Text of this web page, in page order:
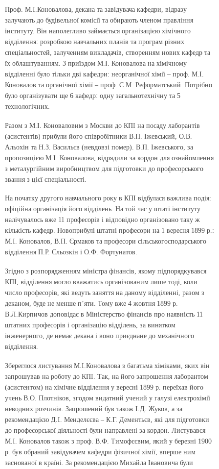
Проф. М.І.Коновалова, декана та завідувача кафедри, відразу
залучають до будівельної комісії та обирають членом правління
інституту. Він наполегливо займається організацією хімічного
відділення: розробкою навчальних планів та програм різних
спеціальностей, залученням викладачів, створенням нових кафедр та
їх облаштуванням. З приїздом М.І. Коновалова на хімічному
відділенні було тільки дві кафедри: неорганічної хімії – проф. М.І.
Коновалов та органічної хімії – проф. С.М. Реформатський. Потрібно
було організувати ще 6 кафедр: одну загальнотехнічну та 5
технологічних.
Разом з М.І. Коноваловим з Москви до КПІ на посаду лаборантів
(асистентів) прибули його співробітники В.П. Іжевський, О.В.
Альохін та Н.З. Васильєв (невдовзі помер). В.П. Іжевського, за
пропозицією М.І. Коновалова, відрядили за кордон для ознайомлення
з металургійним виробництвом для підготовки до професорського
звання з цієї спеціальності.
На початку другого навчального року в КПІ відбулася важлива подія:
офіційна організація його відділень. На той час у штаті інституту
налічувалось вже 11 професорів і відповідно організовано таку ж
кількість кафедр. Новоприбулі штатні професори на 1 вересня 1899 р.:
М.І. Коновалов, В.П. Єрмаков та професори сільськогосподарського
відділення П.Р. Сльозкін і О.Ф. Фортунатов.
Згідно з розпорядженням міністра фінансів, якому підпорядкувався
КПІ, відділення могло вважатись організованим лише тоді, коли
число професорів, які ведуть заняття на даному відділенні, разом з
деканом, буде не менше п’яти. Тому вже 4 жовтня 1899 р.
В.Л.Кирпичов доповідає в Міністерство фінансів про наявність 11
штатних професорів і організацію відділень, за винятком
інженерного, де немає декана і воно приєднане до механічного
відділення.
Збереглося листування М.І.Коновалова з багатьма хіміками, яких він
запрошував на роботу до КПІ. Так, на його запрошення лаборантом
(асистентом) на хімічне відділення у вересні 1899 р. переїхав його
учень В.О. Плотніков, згодом видатний учений у галузі електрохімії
неводних розчинів. Запрошений був також І.Д. Жуков, а за
рекомендацією Д.І. Менделєєва – К.Г. Дементьєв, які для підготовки
до професорської діяльності були направлені за кордон. Листувався
М.І. Коновалов також з проф. В.Ф. Тимофєєвим, який у березні 1900
р. був обраний завідувачем кафедри фізичної хімії, вперше ним
заснованої в країні. За рекомендацією Михайла Івановича були